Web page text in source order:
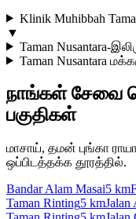
Klinik Muhibbah
▼
Taman Nusantara-
Taman Nusantara
நாங்கள் சேவை
பகுதிகள்
மாசாய், தமன் புங்கா
ஒப்பிடத்தக்க தூரத்தில்.
Bandar Alam Masai5 km
Taman Rinting5 kmJalan